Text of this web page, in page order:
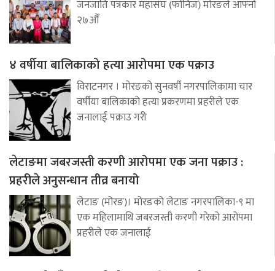
जनजाति पत्रकार महासंघ (फोनिज) मोरङले आफ्नो
२७औँ
४ वर्षीया बालिकाको हत्या आरोपमा एक पक्राउ
विराटनगर । मोरङको सुनवर्षी नगरपालिकामा चार
वर्षीया बालिकाको हत्या प्रकरणमा प्रहरीले एक
जनालाई पक्राउ गरी
लेटाङमा जबरजस्ती करणी आरोपमा एक जना पक्राउ :
प्रहरीले अनुसन्धान तीव्र बनायो
लेटाङ (मोरङ)। मोरङको लेटाङ नगरपालिका-९ मा
एक महिलामाथि जबरजस्ती करणी गरेको आरोपमा
प्रहरीले एक जनालाई